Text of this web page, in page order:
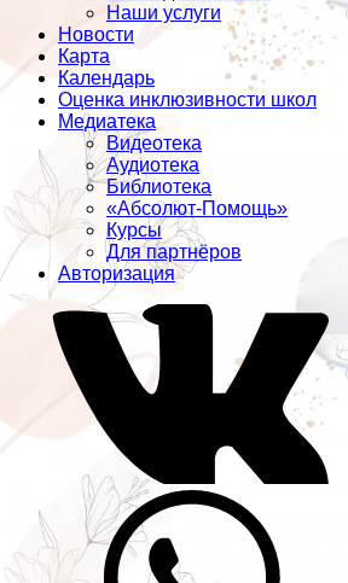
Наши услуги
Новости
Карта
Календарь
Оценка инклюзивности школ
Медиатека
Видеотека
Аудиотека
Библиотека
«Абсолют-Помощь»
Курсы
Для партнёров
Авторизация